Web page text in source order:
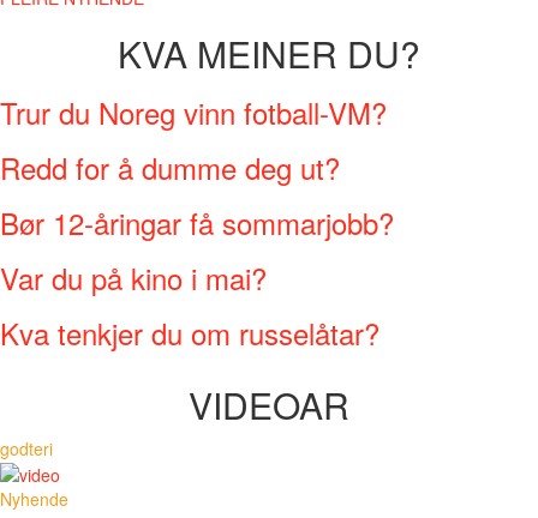
KVA MEINER DU?
Trur du Noreg vinn fotball-VM?
Redd for å dumme deg ut?
Bør 12-åringar få sommarjobb?
Var du på kino i mai?
Kva tenkjer du om russelåtar?
VIDEOAR
godteri
Nyhende